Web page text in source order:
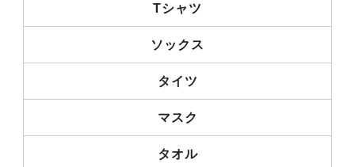
Tシャツ
ソックス
タイツ
マスク
タオル